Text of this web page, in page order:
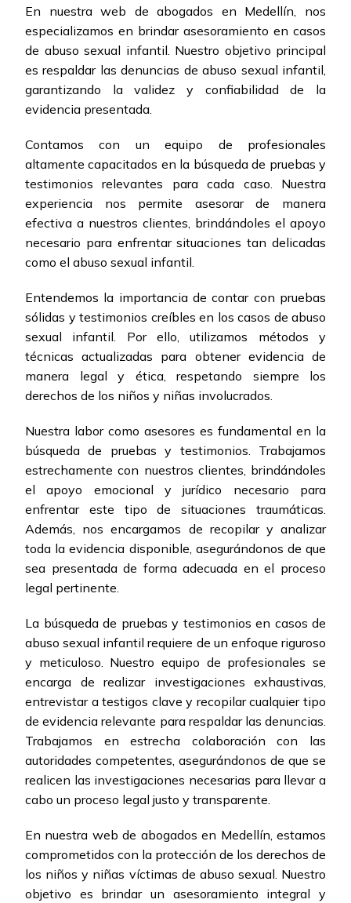
En nuestra web de abogados en Medellín, nos
especializamos en brindar asesoramiento en casos
de abuso sexual infantil. Nuestro objetivo principal
es respaldar las denuncias de abuso sexual infantil,
garantizando la validez y confiabilidad de la
evidencia presentada.
Contamos con un equipo de profesionales
altamente capacitados en la búsqueda de pruebas y
testimonios relevantes para cada caso. Nuestra
experiencia nos permite asesorar de manera
efectiva a nuestros clientes, brindándoles el apoyo
necesario para enfrentar situaciones tan delicadas
como el abuso sexual infantil.
Entendemos la importancia de contar con pruebas
sólidas y testimonios creíbles en los casos de abuso
sexual infantil. Por ello, utilizamos métodos y
técnicas actualizadas para obtener evidencia de
manera legal y ética, respetando siempre los
derechos de los niños y niñas involucrados.
Nuestra labor como asesores es fundamental en la
búsqueda de pruebas y testimonios. Trabajamos
estrechamente con nuestros clientes, brindándoles
el apoyo emocional y jurídico necesario para
enfrentar este tipo de situaciones traumáticas.
Además, nos encargamos de recopilar y analizar
toda la evidencia disponible, asegurándonos de que
sea presentada de forma adecuada en el proceso
legal pertinente.
La búsqueda de pruebas y testimonios en casos de
abuso sexual infantil requiere de un enfoque riguroso
y meticuloso. Nuestro equipo de profesionales se
encarga de realizar investigaciones exhaustivas,
entrevistar a testigos clave y recopilar cualquier tipo
de evidencia relevante para respaldar las denuncias.
Trabajamos en estrecha colaboración con las
autoridades competentes, asegurándonos de que se
realicen las investigaciones necesarias para llevar a
cabo un proceso legal justo y transparente.
En nuestra web de abogados en Medellín, estamos
comprometidos con la protección de los derechos de
los niños y niñas víctimas de abuso sexual. Nuestro
objetivo es brindar un asesoramiento integral y